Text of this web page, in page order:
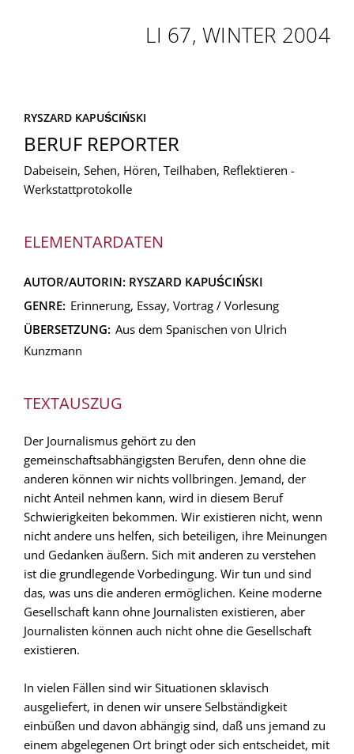
LI 67, WINTER 2004
RYSZARD KAPUŚCIŃSKI
BERUF REPORTER
Dabeisein, Sehen, Hören, Teilhaben, Reflektieren -
Werkstattprotokolle
ELEMENTARDATEN
AUTOR/AUTORIN: RYSZARD KAPUŚCIŃSKI
GENRE: Erinnerung, Essay, Vortrag / Vorlesung
ÜBERSETZUNG: Aus dem Spanischen von Ulrich
Kunzmann
TEXTAUSZUG
Der Journalismus gehört zu den
gemeinschaftsabhängigsten Berufen, denn ohne die
anderen können wir nichts vollbringen. Jemand, der
nicht Anteil nehmen kann, wird in diesem Beruf
Schwierigkeiten bekommen. Wir existieren nicht, wenn
nicht andere uns helfen, sich beteiligen, ihre Meinungen
und Gedanken äußern. Sich mit anderen zu verstehen
ist die grundlegende Vorbedingung. Wir tun und sind
das, was uns die anderen ermöglichen. Keine moderne
Gesellschaft kann ohne Journalisten existieren, aber
Journalisten können auch nicht ohne die Gesellschaft
existieren.
In vielen Fällen sind wir Situationen sklavisch
ausgeliefert, in denen wir unsere Selbständigkeit
einbüßen und davon abhängig sind, daß uns jemand zu
einem abgelegenen Ort bringt oder sich entscheidet, mit